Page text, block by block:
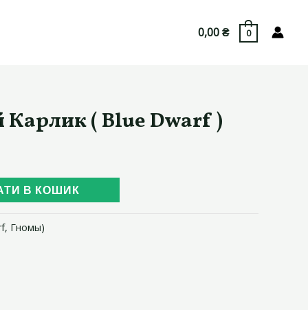
0,00₴ 0
Карлик ( Blue Dwarf )
В КОШИК
Гномы)